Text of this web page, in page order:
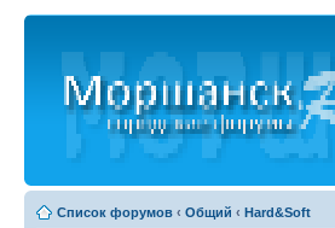
Список форумов ‹ Общий ‹ Hard&Soft